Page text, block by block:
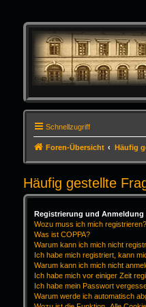
Schnellzugriff
Foren-Übersicht Häufig
Häufig gestellte
Registrierung und Anmeldung
Wozu muss ich mich registrieren?
Was ist COPPA?
Warum kann ich mich nicht
Ich habe mich registriert, kann
Warum kann ich mich nicht
Ich habe mich vor einiger Zeit
Ich habe mein Passwort
Warum werde ich automatisch